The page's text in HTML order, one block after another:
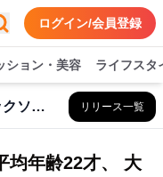
ログイン/会員登録
ション・美容 ライフスタ
株式会社ソニー・ミュージックソリューションズ リリース一覧
均年齢22才、 大